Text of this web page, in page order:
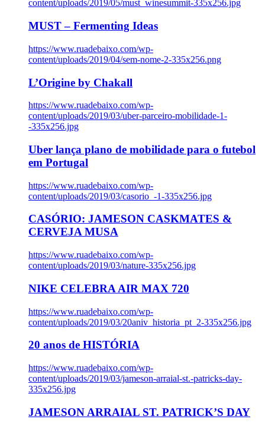
content/uploads/2019/05/must_winesummit-335x256.jpg
MUST – Fermenting Ideas
https://www.ruadebaixo.com/wp-
content/uploads/2019/04/sem-nome-2-335x256.png
L’Origine by Chakall
https://www.ruadebaixo.com/wp-
content/uploads/2019/03/uber-parceiro-mobilidade-1-
-335x256.jpg
Uber lança plano de mobilidade para o futebol
em Portugal
https://www.ruadebaixo.com/wp-
content/uploads/2019/03/casorio_-1-335x256.jpg
CASÓRIO: JAMESON CASKMATES &
CERVEJA MUSA
https://www.ruadebaixo.com/wp-
content/uploads/2019/03/nature-335x256.jpg
NIKE CELEBRA AIR MAX 720
https://www.ruadebaixo.com/wp-
content/uploads/2019/03/20aniv_historia_pt_2-335x256.jpg
20 anos de HISTÓRIA
https://www.ruadebaixo.com/wp-
content/uploads/2019/03/jameson-arraial-st.-patricks-day-
335x256.jpg
JAMESON ARRAIAL ST. PATRICK’S DAY